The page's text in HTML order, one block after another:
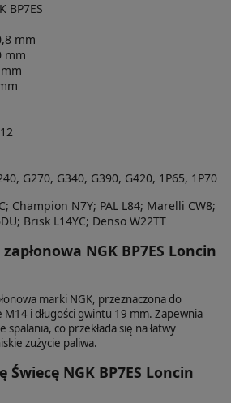
BP7ES
mm
mm
G270, G340, G390, G420, 1P65, 1P70
Champion N7Y; PAL L84; Marelli CW8;
Brisk L14YC; Denso W22TT
NGK BP7ES Loncin
marki NGK, przeznaczona do
i długości gwintu 19 mm. Zapewnia
spalania, co przekłada się na łatwy
zużycie paliwa.
NGK BP7ES Loncin